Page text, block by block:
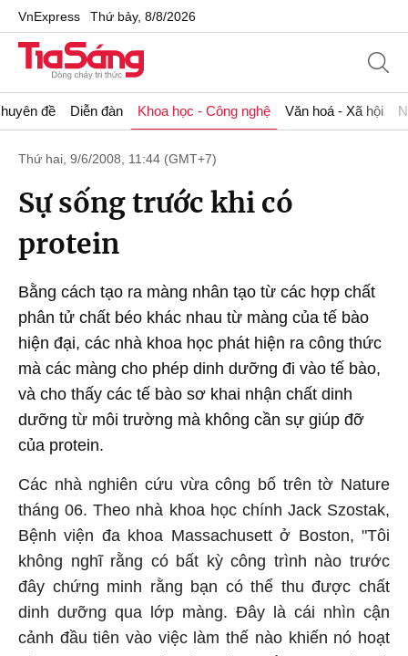
VnExpress Thứ bảy, 8/8/2026
đề Diễn đàn Khoa học - Công nghệ Văn hoá - Xã hội
Thứ hai, 9/6/2008, 11:44 (GMT+7)
Sự sống trước khi có
protein
Bằng cách tạo ra màng nhân tạo từ các hợp chất
phân tử chất béo khác nhau từ màng của tế bào
hiện đại, các nhà khoa học phát hiện ra công thức
mà các màng cho phép dinh dưỡng đi vào tế bào,
và cho thấy các tế bào sơ khai nhận chất dinh
dưỡng từ môi trường mà không cần sự giúp đỡ
của protein.
Các nhà nghiên cứu vừa công bố trên tờ Nature
tháng 06. Theo nhà khoa học chính Jack Szostak,
Bệnh viện đa khoa Massachusett ở Boston, "Tôi
không nghĩ rằng có bất kỳ công trình nào trước
đây chứng minh rằng bạn có thể thu được chất
dinh dưỡng qua lớp màng. Đây là cái nhìn cận
cảnh đầu tiên vào việc làm thế nào khiến nó hoạt